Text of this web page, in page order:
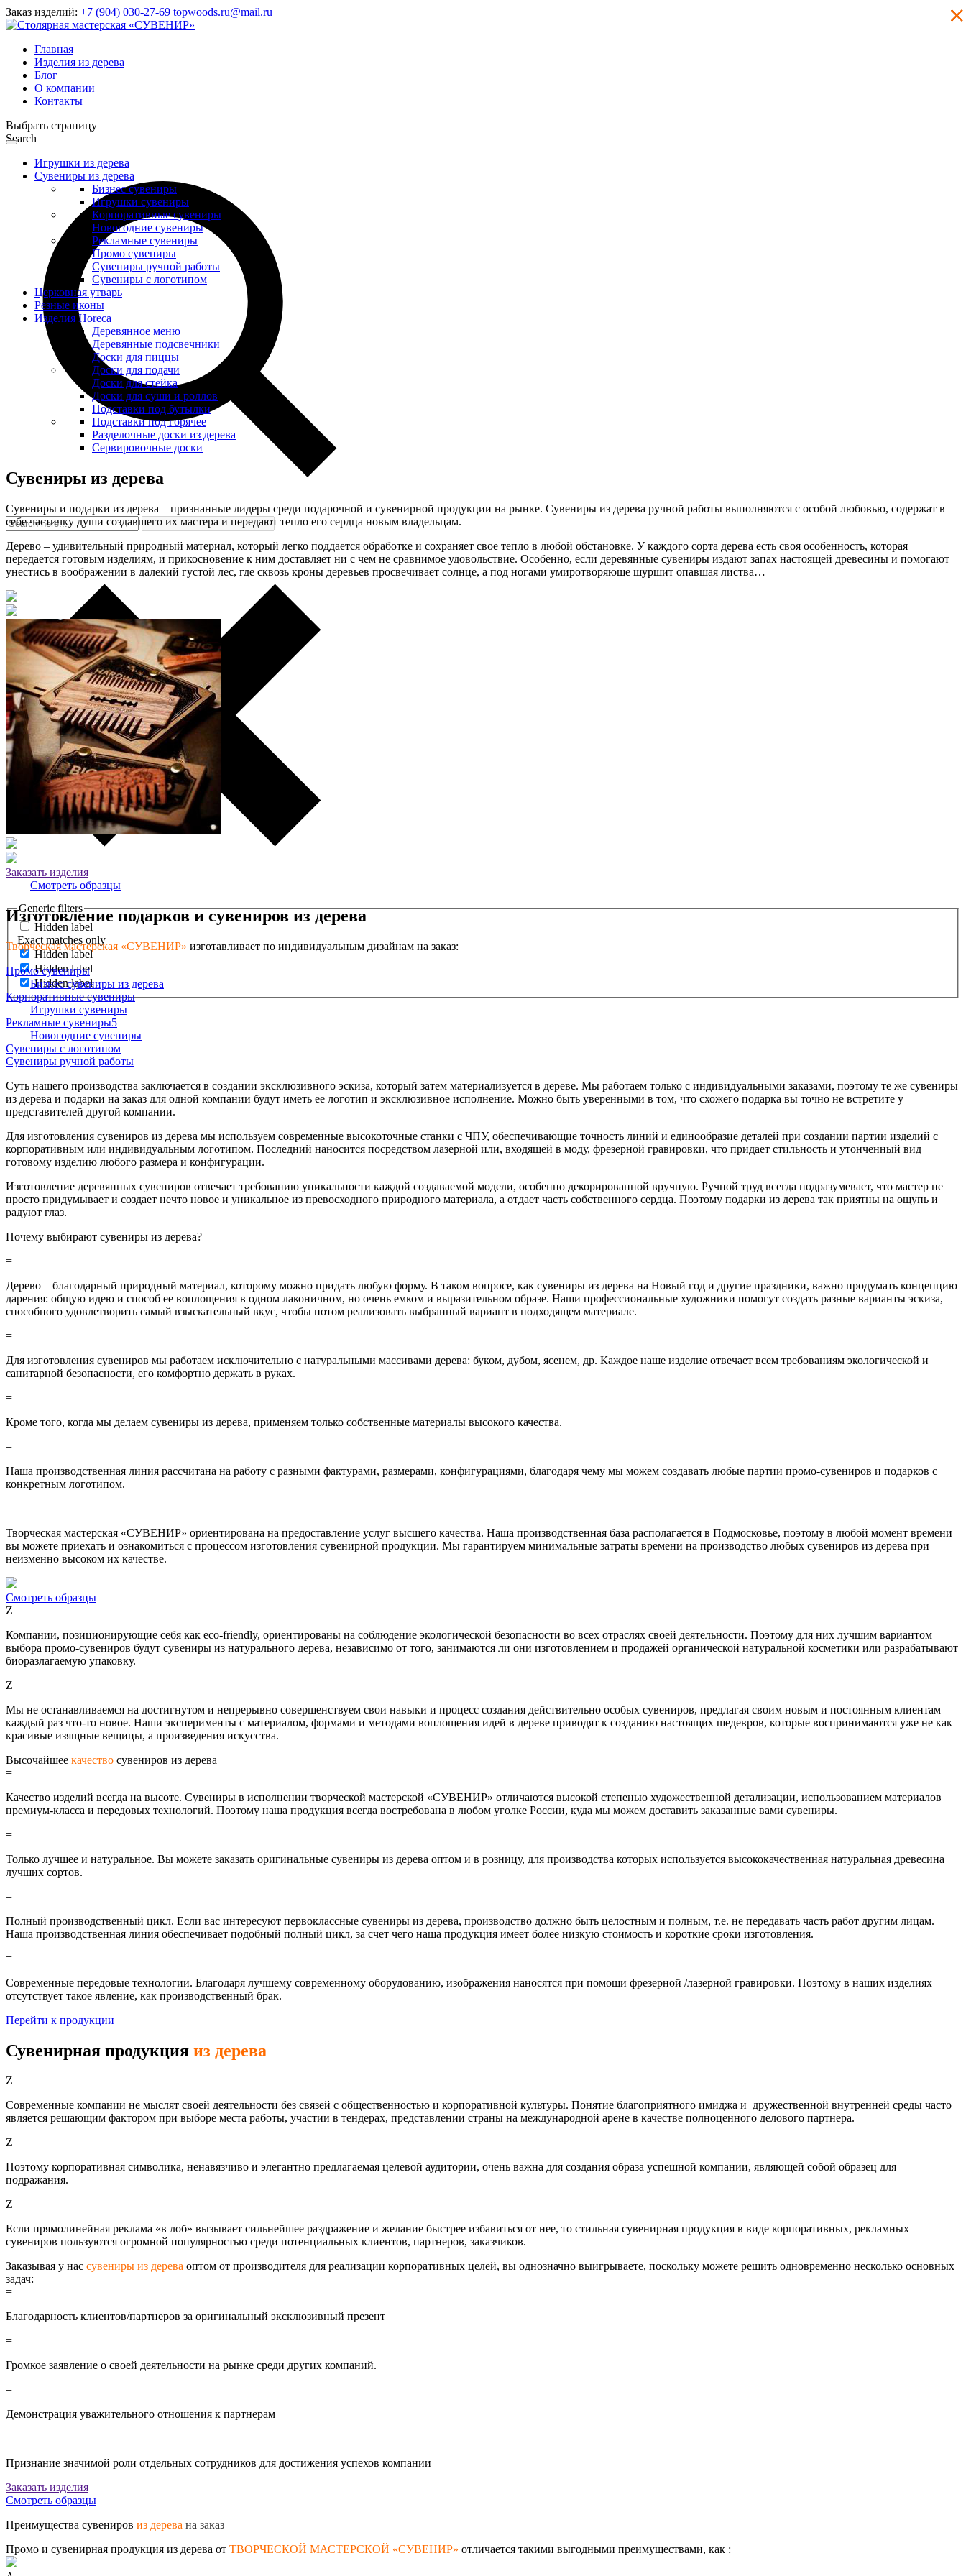
Заказ изделий: +7 (904) 030-27-69 topwoods.ru@mail.ru
Главная
Изделия из дерева
Блог
О компании
Контакты
Выбрать страницу
Search
Generic filters
Hidden label
Exact matches only
Hidden label
Hidden label
Hidden label
Игрушки из дерева
Сувениры из дерева
Бизнес сувениры
Игрушки сувениры
Корпоративные сувениры
Новогодние сувениры
Рекламные сувениры
Промо сувениры
Сувениры ручной работы
Сувениры с логотипом
Церковная утварь
Резные иконы
Изделия Horeca
Деревянное меню
Деревянные подсвечники
Доски для пиццы
Доски для подачи
Доски для стейка
Доски для суши и роллов
Подставки под бутылки
Подставки под горячее
Разделочные доски из дерева
Сервировочные доски
Сувениры из дерева
Сувениры и подарки из дерева – признанные лидеры среди подарочной и сувенирной продукции на рынке. Сувениры из дерева ручной работы выполняются с особой любовью, содержат в
себе частичку души создавшего их мастера и передают тепло его сердца новым владельцам.
Дерево – удивительный природный материал, который легко поддается обработке и сохраняет свое тепло в любой обстановке. У каждого сорта дерева есть своя особенность, которая
передается готовым изделиям, и прикосновение к ним доставляет ни с чем не сравнимое удовольствие. Особенно, если деревянные сувениры издают запах настоящей древесины и помогают
унестись в воображении в далекий густой лес, где сквозь кроны деревьев просвечивает солнце, а под ногами умиротворяюще шуршит опавшая листва…
Заказать изделия
Смотреть образцы
Изготовление подарков и сувениров из дерева
Творческая мастерская «СУВЕНИР» изготавливает по индивидуальным дизайнам на заказ:
Промо сувениры
Бизнес сувениры из дерева
Корпоративные сувениры
Игрушки сувениры
Рекламные сувениры
Новогодние сувениры
Сувениры с логотипом
Сувениры ручной работы
Суть нашего производства заключается в создании эксклюзивного эскиза, который затем материализуется в дереве. Мы работаем только с индивидуальными заказами, поэтому те же сувениры
из дерева и подарки на заказ для одной компании будут иметь ее логотип и эксклюзивное исполнение. Можно быть уверенными в том, что схожего подарка вы точно не встретите у
представителей другой компании.
Для изготовления сувениров из дерева мы используем современные высокоточные станки с ЧПУ, обеспечивающие точность линий и единообразие деталей при создании партии изделий с
корпоративным или индивидуальным логотипом. Последний наносится посредством лазерной или, входящей в моду, фрезерной гравировки, что придает стильность и утонченный вид
готовому изделию любого размера и конфигурации.
Изготовление деревянных сувениров отвечает требованию уникальности каждой создаваемой модели, особенно декорированной вручную. Ручной труд всегда подразумевает, что мастер не
просто придумывает и создает нечто новое и уникальное из превосходного природного материала, а отдает часть собственного сердца. Поэтому подарки из дерева так приятны на ощупь и
радуют глаз.
Почему выбирают сувениры из дерева?
=
Дерево – благодарный природный материал, которому можно придать любую форму. В таком вопросе, как сувениры из дерева на Новый год и другие праздники, важно продумать концепцию
дарения: общую идею и способ ее воплощения в одном лаконичном, но очень емком и выразительном образе. Наши профессиональные художники помогут создать разные варианты эскиза,
способного удовлетворить самый взыскательный вкус, чтобы потом реализовать выбранный вариант в подходящем материале.
=
Для изготовления сувениров мы работаем исключительно с натуральными массивами дерева: буком, дубом, ясенем, др. Каждое наше изделие отвечает всем требованиям экологической и
санитарной безопасности, его комфортно держать в руках.
=
Кроме того, когда мы делаем сувениры из дерева, применяем только собственные материалы высокого качества.
=
Наша производственная линия рассчитана на работу с разными фактурами, размерами, конфигурациями, благодаря чему мы можем создавать любые партии промо-сувениров и подарков с
конкретным логотипом.
=
Творческая мастерская «СУВЕНИР» ориентирована на предоставление услуг высшего качества. Наша производственная база располагается в Подмосковье, поэтому в любой момент времени
вы можете приехать и ознакомиться с процессом изготовления сувенирной продукции. Мы гарантируем минимальные затраты времени на производство любых сувениров из дерева при
неизменно высоком их качестве.
Смотреть образцы
Z
Компании, позиционирующие себя как eco-friendly, ориентированы на соблюдение экологической безопасности во всех отраслях своей деятельности. Поэтому для них лучшим вариантом
выбора промо-сувениров будут сувениры из натурального дерева, независимо от того, занимаются ли они изготовлением и продажей органической натуральной косметики или разрабатывают
биоразлагаемую упаковку.
Z
Мы не останавливаемся на достигнутом и непрерывно совершенствуем свои навыки и процесс создания действительно особых сувениров, предлагая своим новым и постоянным клиентам
каждый раз что-то новое. Наши эксперименты с материалом, формами и методами воплощения идей в дереве приводят к созданию настоящих шедевров, которые воспринимаются уже не как
красивые изящные вещицы, а произведения искусства.
Высочайшее качество сувениров из дерева
=
Качество изделий всегда на высоте. Сувениры в исполнении творческой мастерской «СУВЕНИР» отличаются высокой степенью художественной детализации, использованием материалов
премиум-класса и передовых технологий. Поэтому наша продукция всегда востребована в любом уголке России, куда мы можем доставить заказанные вами сувениры.
=
Только лучшее и натуральное. Вы можете заказать оригинальные сувениры из дерева оптом и в розницу, для производства которых используется высококачественная натуральная древесина
лучших сортов.
=
Полный производственный цикл. Если вас интересуют первоклассные сувениры из дерева, производство должно быть целостным и полным, т.е. не передавать часть работ другим лицам.
Наша производственная линия обеспечивает подобный полный цикл, за счет чего наша продукция имеет более низкую стоимость и короткие сроки изготовления.
=
Современные передовые технологии. Благодаря лучшему современному оборудованию, изображения наносятся при помощи фрезерной /лазерной гравировки. Поэтому в наших изделиях
отсутствует такое явление, как производственный брак.
Перейти к продукции
Сувенирная продукция из дерева
Z
Современные компании не мыслят своей деятельности без связей с общественностью и корпоративной культуры. Понятие благоприятного имиджа и дружественной внутренней среды часто
является решающим фактором при выборе места работы, участии в тендерах, представлении страны на международной арене в качестве полноценного делового партнера.
Z
Поэтому корпоративная символика, ненавязчиво и элегантно предлагаемая целевой аудитории, очень важна для создания образа успешной компании, являющей собой образец для
подражания.
Z
Если прямолинейная реклама «в лоб» вызывает сильнейшее раздражение и желание быстрее избавиться от нее, то стильная сувенирная продукция в виде корпоративных, рекламных
сувениров пользуются огромной популярностью среди потенциальных клиентов, партнеров, заказчиков.
Заказывая у нас сувениры из дерева оптом от производителя для реализации корпоративных целей, вы однозначно выигрываете, поскольку можете решить одновременно несколько основных
задач:
=
Благодарность клиентов/партнеров за оригинальный эксклюзивный презент
=
Громкое заявление о своей деятельности на рынке среди других компаний.
=
Демонстрация уважительного отношения к партнерам
=
Признание значимой роли отдельных сотрудников для достижения успехов компании
Заказать изделия
Смотреть образцы
Преимущества сувениров из дерева на заказ
Промо и сувенирная продукция из дерева от ТВОРЧЕСКОЙ МАСТЕРСКОЙ «СУВЕНИР» отличается такими выгодными преимуществами, как :
×
×
×